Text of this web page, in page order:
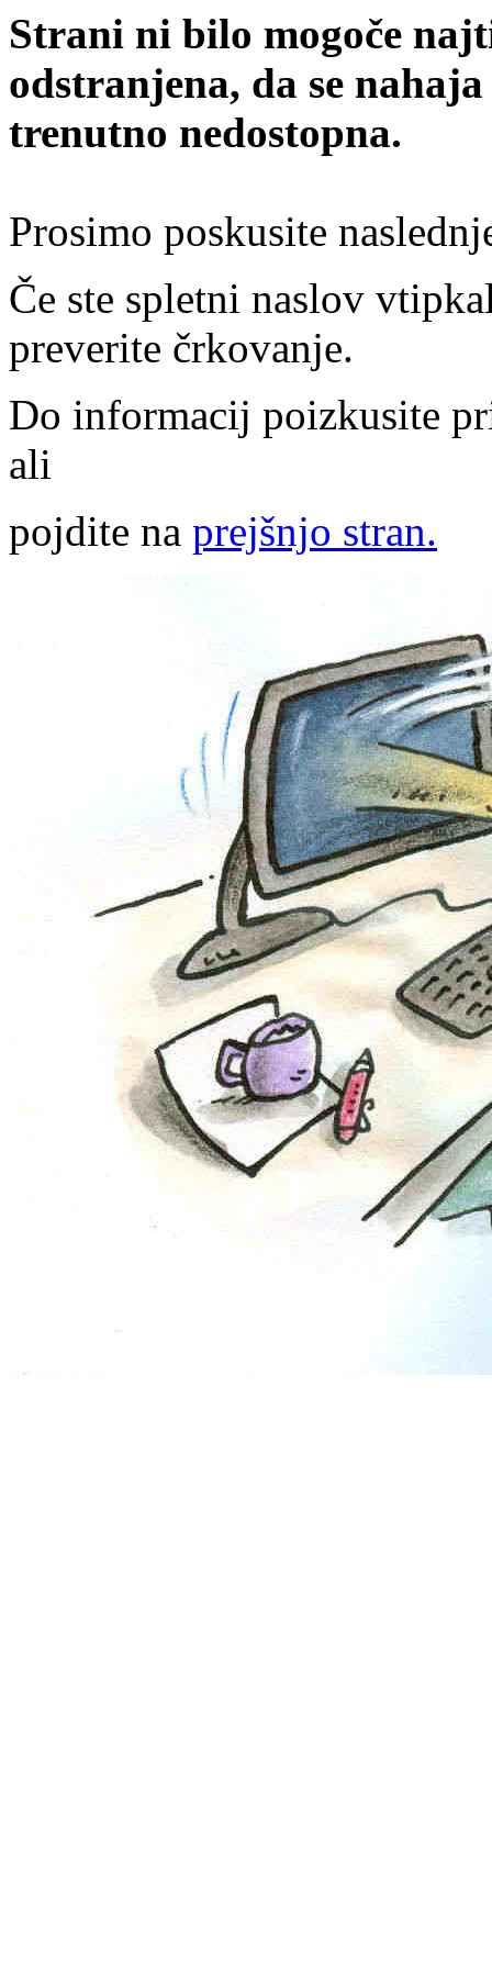
Strani ni bilo mogoče
odstranjena, da se
trenutno nedostopna.
Prosimo poskusite
Če ste spletni naslov
preverite črkovanje.
Do informacij poizkusite
ali
pojdite na prejšnjo stran.